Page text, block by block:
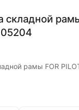
рамы FOR